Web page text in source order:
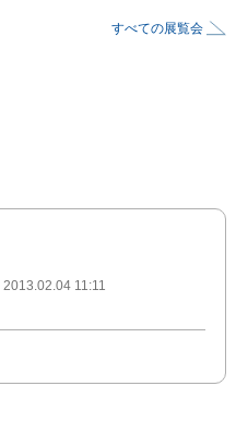
すべての展覧会
2013.02.04 11:11